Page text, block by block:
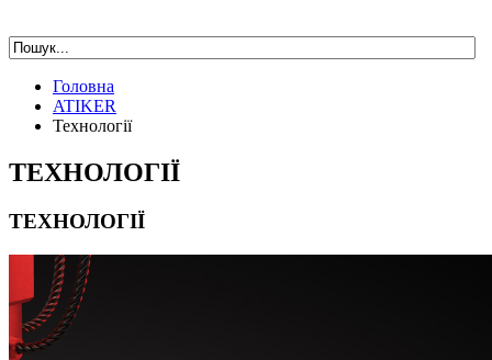
Головна
ATIKER
Технології
ТЕХНОЛОГІЇ
ТЕХНОЛОГІЇ